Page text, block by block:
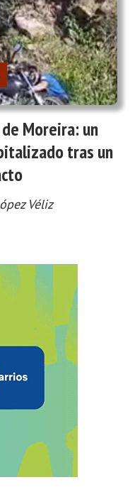
Moreira: un
tras un
Véliz